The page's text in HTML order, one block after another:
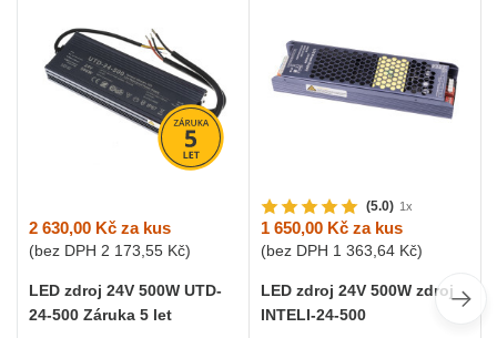
2 630,00 Kč za kus
(bez DPH 2 173,55 Kč)
LED zdroj 24V 500W UTD-
24-500 Záruka 5 let
(5.0) 1x
1 650,00 Kč za kus
(bez DPH 1 363,64 Kč)
LED zdroj 24V 500W zdroj
INTELI-24-500